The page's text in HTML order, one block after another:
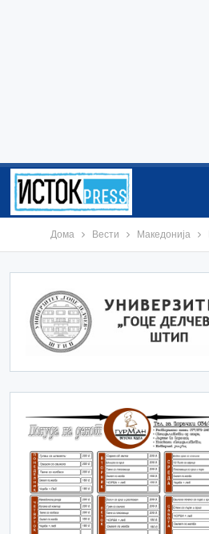
Дома Вести Македонија